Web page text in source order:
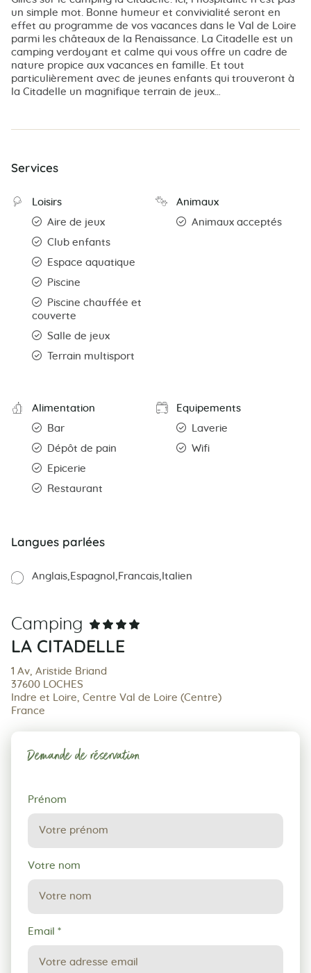
un simple mot. Bonne humeur et convivialité seront en
effet au programme de vos vacances dans le Val de Loire
parmi les châteaux de la Renaissance. La Citadelle est un
camping verdoyant et calme qui vous offre un cadre de
nature propice aux vacances en famille. Et tout
particulièrement avec de jeunes enfants qui trouveront à
la Citadelle un magnifique terrain de jeux…
Services
Loisirs
Aire de jeux
Club enfants
Espace aquatique
Piscine
Piscine chauffée et
couverte
Salle de jeux
Terrain multisport
Animaux
Animaux acceptés
Alimentation
Bar
Dépôt de pain
Epicerie
Restaurant
Equipements
Laverie
Wifi
Langues parlées
Anglais Espagnol Francais Italien
Camping
LA CITADELLE
1 Av, Aristide Briand
37600 LOCHES
Indre et Loire, Centre Val de Loire (Centre)
France
Demande de réservation
Demande
de
réservation
Prénom
Votre nom
Email *